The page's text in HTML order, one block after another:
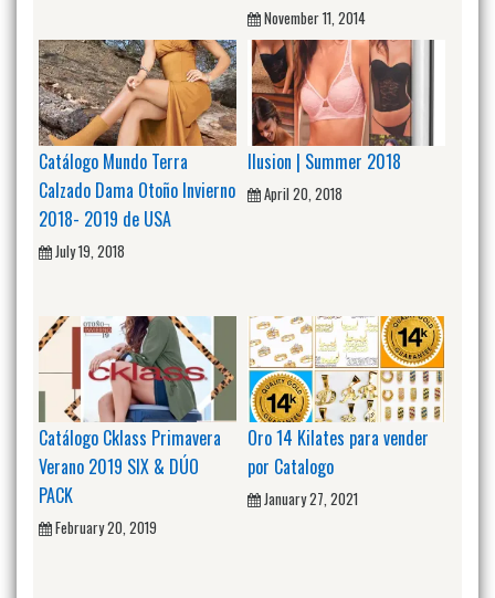
November 11, 2014
Catálogo Mundo Terra
Calzado Dama Otoño Invierno
2018- 2019 de USA
July 19, 2018
Ilusion | Summer 2018
April 20, 2018
Catálogo Cklass Primavera
Verano 2019 SIX & DÚO
PACK
February 20, 2019
Oro 14 Kilates para vender
por Catalogo
January 27, 2021